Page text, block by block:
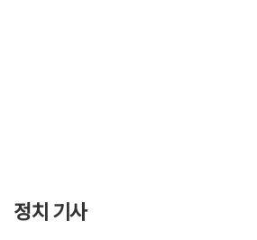
정치 기사